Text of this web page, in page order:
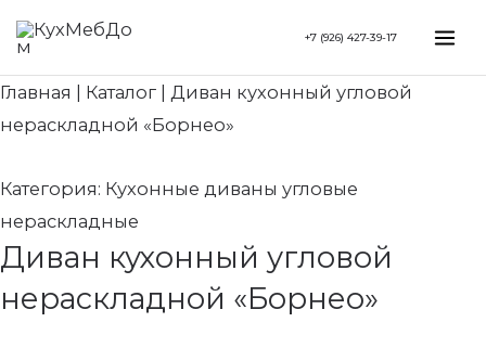
Перейти
содержимому
+7 (926) 427-39-17
Главная Каталог
Диван кухонный угловой
нераскладной «Борнео»
Категория: Кухонные диваны угловые
нераскладные
Диван кухонный угловой
нераскладной «Борнео»
Search...